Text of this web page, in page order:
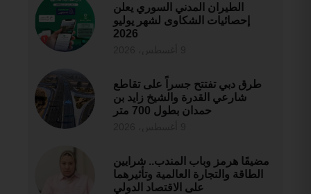
الطيران المدني السوري يعلن
إحصائيات الشكاوى لشهر يوليو
2026
طرق دبي تفتتح جسراً على تقاطع
شارعي القدرة والشيخ زايد بن
حمدان بطول 700 متر
مضيقَا هرمز وباب المندب.. شرايين
الطاقة والتجارة العالمية وتأثيرهما
على الاقتصاد الدولي